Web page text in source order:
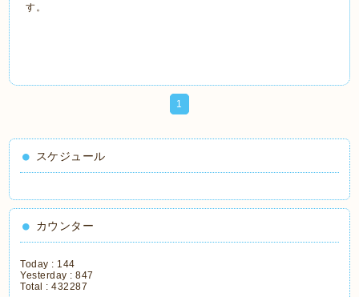
す。
1
スケジュール
カウンター
Today : 144
Yesterday :847
Total :432287